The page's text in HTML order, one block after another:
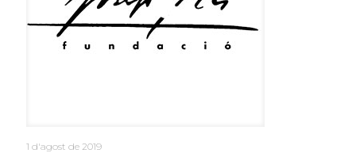
1 d'agost de 2019